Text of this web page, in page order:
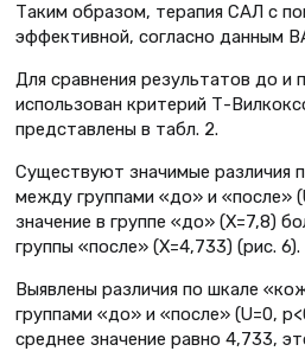
Таким образом, терапия САЛ с
эффективной, согласно данным
Для сравнения результатов до и
использован критерий Т-
представлены в табл. 2.
Существуют значимые различия
между группами «до» и «после»
значение в группе «до» (X=7,8)
группы «после» (X=4,733) (рис. 6).
Выявлены различия по шкале
группами «до» и «после» (U=0,
среднее значение равно 4,733,